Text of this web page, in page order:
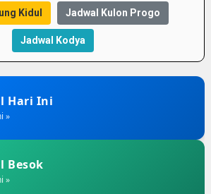
Kidul Jadwal Kulon Progo
Jadwal Kodya
Hari Ini
»
Besok
»